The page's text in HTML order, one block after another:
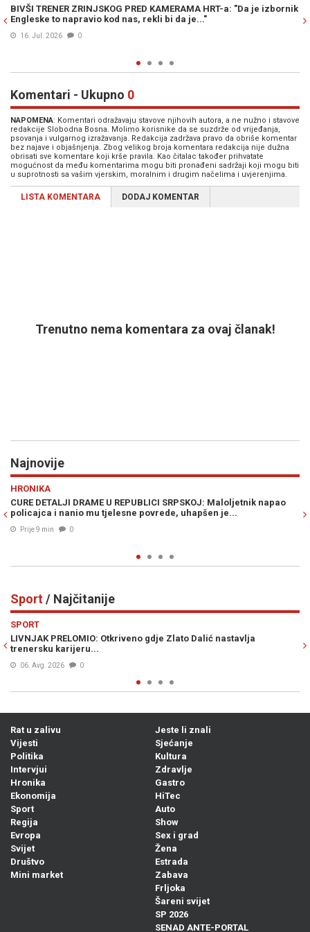
KAMERAMA HRT-a: "Da je izbornik
bi da je..."
VELIKA POBJEDA DOSKORAŠNJEG
klub koji je imao Bayer
Komentari - Ukupno 0
NAPOMENA: Komentari odražavaju stavove njihovih autora, a ne nužno i stavove
redakcije Slobodna Bosna. Molimo korisnike da se suzdrže od vrijeđanja,
psovanja i vulgarnog izražavanja. Redakcija zadržava pravo da obriše komentar
bez najave i objašnjenja. Zbog velikog broja komentara redakcija nije dužna
obrisati sve komentare koji krše pravila. Kao čitalac također prihvatate
mogućnost da među komentarima mogu biti pronađeni sadržaji koji mogu biti
u suprotnosti sa vašim vjerskim, moralnim i drugim načelima i uvjerenjima.
LISTA KOMENTARA DODAJ KOMENTAR
Trenutno nema komentara za ovaj članak!
Najnovije
SRPSKOJ: Maloljetnik napao
povrede, uhapšen je...
POLITOLOG DAVOR GJENERO
tišini je pripremila uvjete za
Sport/ Najčitanije
gdje Zlato Dalić nastavlja
HARIS TABAKOVIĆ JUNAK
postigao prvijenac za
Rat u zalivu
Vijesti
Politika
Intervjui
Hronika
Ekonomija
Sport
Regija
Evropa
Svijet
Društvo
Mini market
Jeste li znali
Sjećanje
Kultura
Zdravlje
Gastro
HiTec
Auto
Show
Sex i grad
Žena
Estrada
Zabava
Frljoka
Šareni svijet
SP 2026
SENAD ANTE-PORTAL